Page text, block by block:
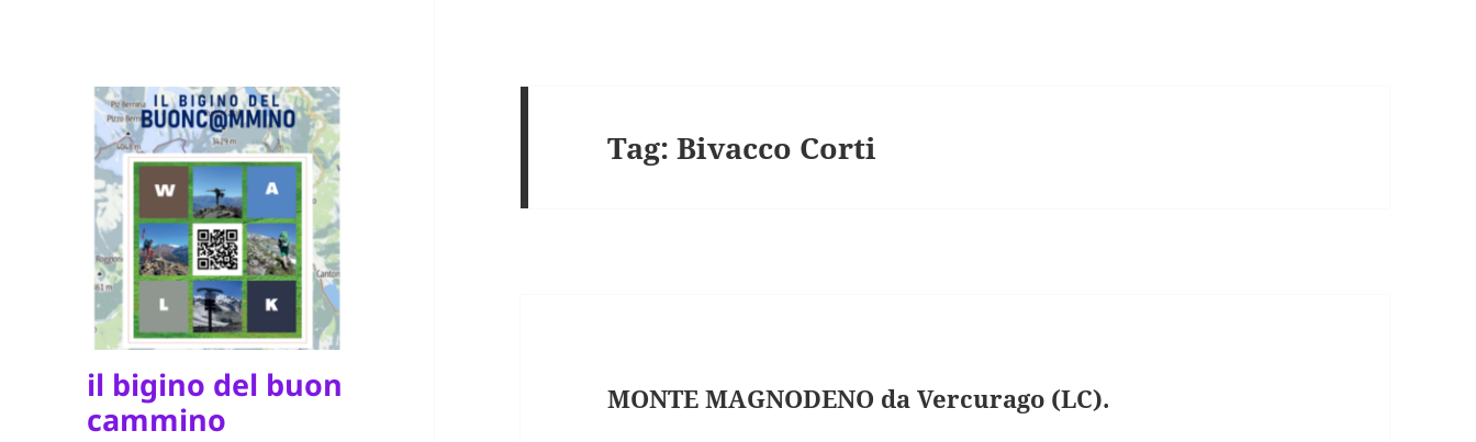
il bigino del buon
cammino
Tag:Bivacco Corti
MONTE MAGNODENO da Vercurago (LC).